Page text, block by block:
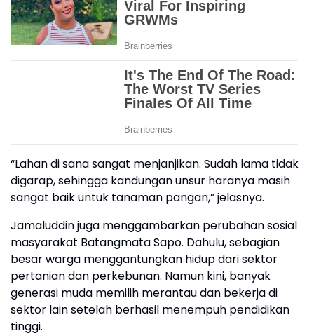
“Lahan di sana sangat menjanjikan. Sudah lama tidak
digarap, sehingga kandungan unsur haranya masih
sangat baik untuk tanaman pangan,” jelasnya.
Jamaluddin juga menggambarkan perubahan sosial
masyarakat Batangmata Sapo. Dahulu, sebagian
besar warga menggantungkan hidup dari sektor
pertanian dan perkebunan. Namun kini, banyak
generasi muda memilih merantau dan bekerja di
sektor lain setelah berhasil menempuh pendidikan
tinggi.